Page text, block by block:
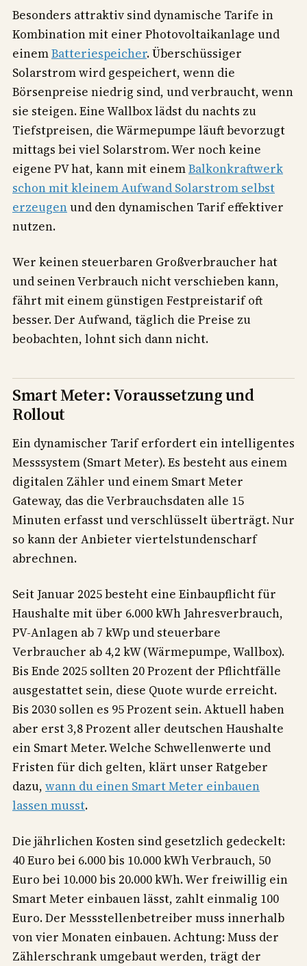
Besonders attraktiv sind dynamische Tarife in
Kombination mit einer Photovoltaikanlage und
einemBatteriespeicher. Überschüssiger
Solarstrom wird gespeichert, wenn die
Börsenpreise niedrig sind, und verbraucht, wenn
sie steigen. Eine Wallbox lädst du nachts zu
Tiefstpreisen, die Wärmepumpe läuft bevorzugt
mittags bei viel Solarstrom. Wer noch keine
eigene PV hat, kann mit einemBalkonkraftwerk
schon mit kleinem Aufwand Solarstrom selbst
erzeugenund den dynamischen Tarif effektiver
nutzen.
Wer keinen steuerbaren Großverbraucher hat
und seinen Verbrauch nicht verschieben kann,
fährt mit einem günstigen Festpreistarif oft
besser. Der Aufwand, täglich die Preise zu
beobachten, lohnt sich dann nicht.
Smart Meter: Voraussetzung und
Rollout
Ein dynamischer Tarif erfordert ein intelligentes
Messsystem (Smart Meter). Es besteht aus einem
digitalen Zähler und einem Smart Meter
Gateway, das die Verbrauchsdaten alle 15
Minuten erfasst und verschlüsselt überträgt. Nur
so kann der Anbieter viertelstundenscharf
abrechnen.
Seit Januar 2025 besteht eine Einbaupflicht für
Haushalte mit über 6.000 kWh Jahresverbrauch,
PV-Anlagen ab 7 kWp und steuerbare
Verbraucher ab 4,2 kW (Wärmepumpe, Wallbox).
Bis Ende 2025 sollten 20 Prozent der Pflichtfälle
ausgestattet sein, diese Quote wurde erreicht.
Bis 2030 sollen es 95 Prozent sein. Aktuell haben
aber erst 3,8 Prozent aller deutschen Haushalte
ein Smart Meter. Welche Schwellenwerte und
Fristen für dich gelten, klärt unser Ratgeber
dazu, wann du einen Smart Meter einbauen
lassen musst.
Die jährlichen Kosten sind gesetzlich gedeckelt:
40 Euro bei 6.000 bis 10.000 kWh Verbrauch, 50
Euro bei 10.000 bis 20.000 kWh. Wer freiwillig ein
Smart Meter einbauen lässt, zahlt einmalig 100
Euro. Der Messstellenbetreiber muss innerhalb
von vier Monaten einbauen. Achtung: Muss der
Zählerschrank umgebaut werden, trägt der